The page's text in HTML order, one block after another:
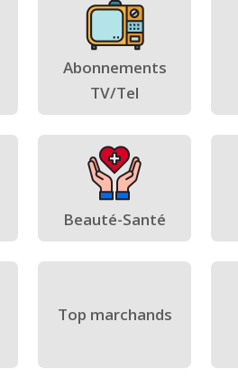
Abonnements
TV/Tel
Beauté-Santé
Top marchands